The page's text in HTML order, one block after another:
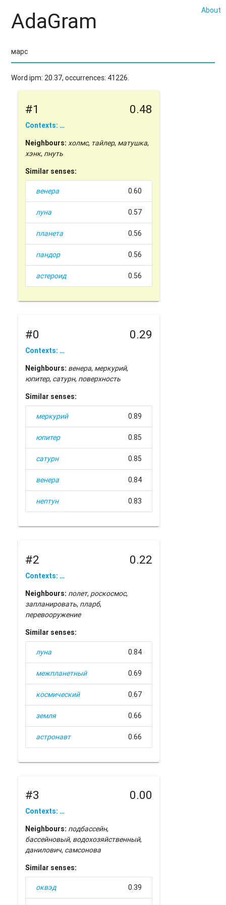
About
AdaGram
Word ipm: 20.37, occurrences: 41226.
#1 0.48
Contexts: …
Neighbours: холмс, тайлер, матушка,
хэнк, пнуть
Similar senses:
венера 0.60
луна 0.57
планета 0.56
пандор 0.56
астероид 0.56
#0 0.29
Contexts: …
Neighbours: венера, меркурий,
юпитер, сатурн, поверхность
Similar senses:
меркурий 0.89
юпитер 0.85
сатурн 0.85
венера 0.84
нептун 0.83
#2 0.22
Contexts: …
Neighbours: полет, роскосмос,
запланировать, пларб,
перевооружение
Similar senses:
луна 0.84
межпланетный 0.69
космический 0.67
земля 0.66
астронавт 0.66
#3 0.00
Contexts: …
Neighbours: подбассейн,
бассейновый, водохозяйственный,
данилович, самсонова
Similar senses:
оквэд 0.39